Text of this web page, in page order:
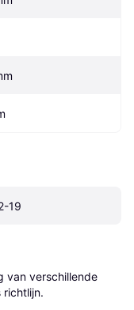
19
van verschillende
richtlijn.